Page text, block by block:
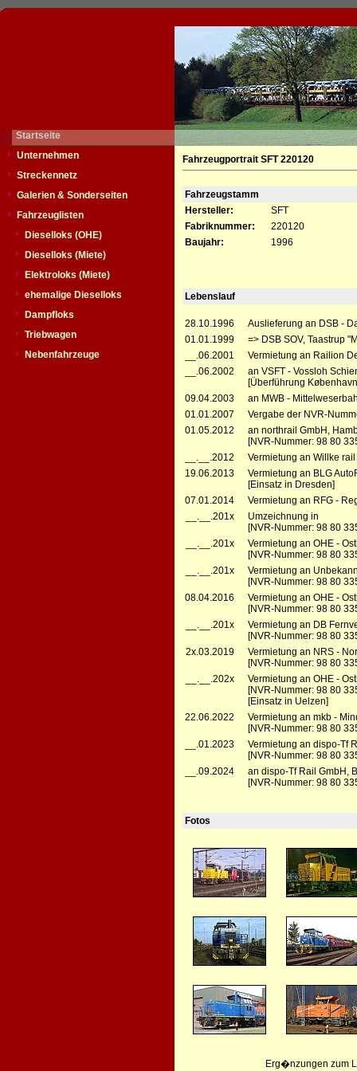
Startseite
Unternehmen
Streckennetz
Galerien & Sonderseiten
Fahrzeuglisten
Dieselloks (OHE)
Dieselloks (Miete)
Elektroloks (Miete)
ehemalige Dieselloks
Dampfloks
Triebwagen
Nebenfahrzeuge
Fahrzeugportrait SFT 220120
Fahrzeugstamm
Hersteller:
SFT
Fabriknummer:
220120
Baujahr:
1996
Lebenslauf
28.10.1996
Auslieferung an DSB -
01.01.1999
=> DSB SOV, Taastrup
__.06.2001
Vermietung an Railion
__.06.2002
an VSFT - Vossloh
[Überführung
09.04.2003
an MWB -
01.01.2007
Vergabe der NVR-
01.05.2012
an northrail GmbH,
[NVR-Nummer: 98 80
__.__.2012
Vermietung an Willke
19.06.2013
Vermietung an BLG
[Einsatz in Dresden]
07.01.2014
Vermietung an RFG -
__.__.201x
Umzeichnung in
[NVR-Nummer: 98 80
__.__.201x
Vermietung an OHE -
[NVR-Nummer: 98 80
__.__.201x
Vermietung an
[NVR-Nummer: 98 80
08.04.2016
Vermietung an OHE -
[NVR-Nummer: 98 80
__.__.201x
Vermietung an DB
[NVR-Nummer: 98 80
2x.03.2019
Vermietung an NRS -
[NVR-Nummer: 98 80
__.__.202x
Vermietung an OHE -
[NVR-Nummer: 98 80
[Einsatz in Uelzen]
22.06.2022
Vermietung an mkb -
[NVR-Nummer: 98 80
__.01.2023
Vermietung an dispo-Tf
[NVR-Nummer: 98 80
__.09.2024
an dispo-Tf Rail GmbH,
[NVR-Nummer: 98 80
Fotos
Erg�nzungen zum